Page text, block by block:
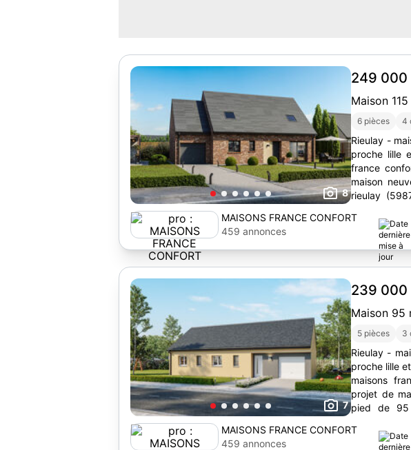
8
249 000
Maison 115
6 pièces 4
Rieulay -
proche lille et
france
maison
rieulay
MAISONS FRANCE CONFORT
459 annonces
7
239 000
Maison 95
5 pièces 3
Rieulay -
proche lille
maisons
projet de
pied de 95
MAISONS FRANCE CONFORT
459 annonces